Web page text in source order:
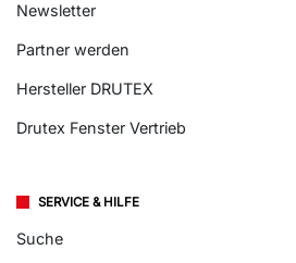
Newsletter
Partner werden
Hersteller DRUTEX
Drutex Fenster Vertrieb
SERVICE & HILFE
Suche